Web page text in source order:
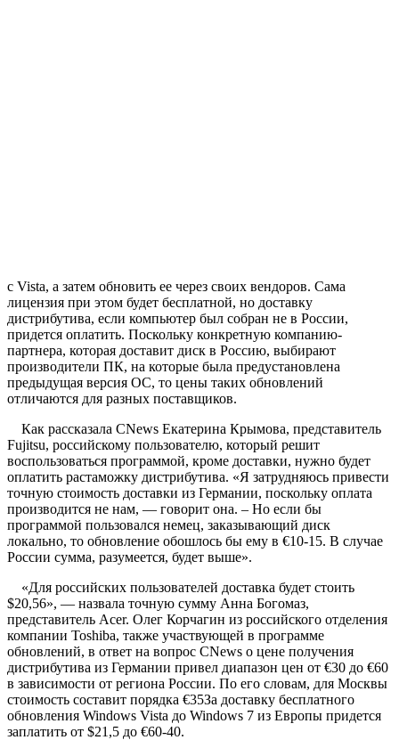
с Vista, а затем обновить ее через своих вендоров. Сама
лицензия при этом будет бесплатной, но доставку
дистрибутива, если компьютер был собран не в России,
придется оплатить. Поскольку конкретную компанию-
партнера, которая доставит диск в Россию, выбирают
производители ПК, на которые была предустановлена
предыдущая версия ОС, то цены таких обновлений
отличаются для разных поставщиков.
Как рассказала CNews Екатерина Крымова, представитель
Fujitsu, российскому пользователю, который решит
воспользоваться программой, кроме доставки, нужно будет
оплатить растаможку дистрибутива. «Я затрудняюсь привести
точную стоимость доставки из Германии, поскольку оплата
производится не нам, — говорит она. – Но если бы
программой пользовался немец, заказывающий диск
локально, то обновление обошлось бы ему в €10-15. В случае
России сумма, разумеется, будет выше».
«Для российских пользователей доставка будет стоить
$20,56», — назвала точную сумму Анна Богомаз,
представитель Acer. Олег Корчагин из российского отделения
компании Toshiba, также участвующей в программе
обновлений, в ответ на вопрос CNews о цене получения
дистрибутива из Германии привел диапазон цен от €30 до €60
в зависимости от региона России. По его словам, для Москвы
стоимость составит порядка €35За доставку бесплатного
обновления Windows Vista до Windows 7 из Европы придется
заплатить от $21,5 до €60-40.